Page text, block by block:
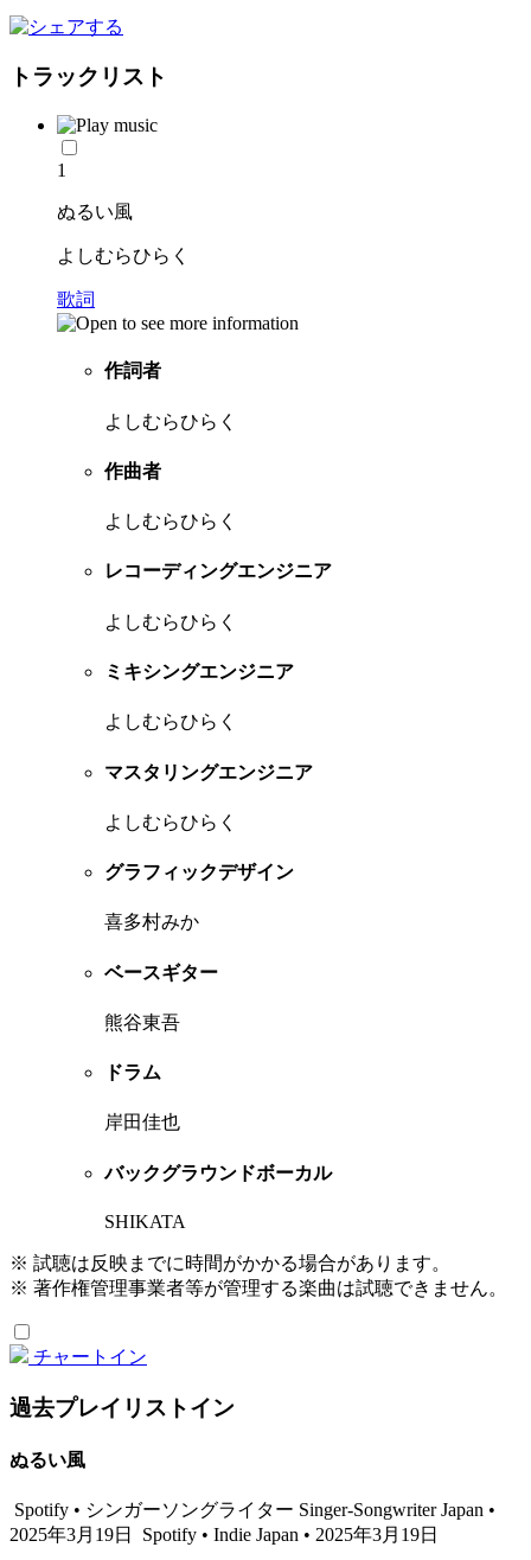
トラックリスト
1
ぬるい風
よしむらひらく
歌詞
作詞者
よしむらひらく
作曲者
よしむらひらく
レコーディングエンジニア
よしむらひらく
ミキシングエンジニア
よしむらひらく
マスタリングエンジニア
よしむらひらく
グラフィックデザイン
喜多村みか
ベースギター
熊谷東吾
ドラム
岸田佳也
バックグラウンドボーカル
SHIKATA
※ 試聴は反映までに時間がかかる場合があります。
※ 著作権管理事業者等が管理する楽曲は試聴できません。
チャートイン
過去プレイリストイン
ぬるい風
Spotify • シンガーソングライター Singer-Songwriter Japan •
2025年3月19日
Spotify • Indie Japan • 2025年3月19日